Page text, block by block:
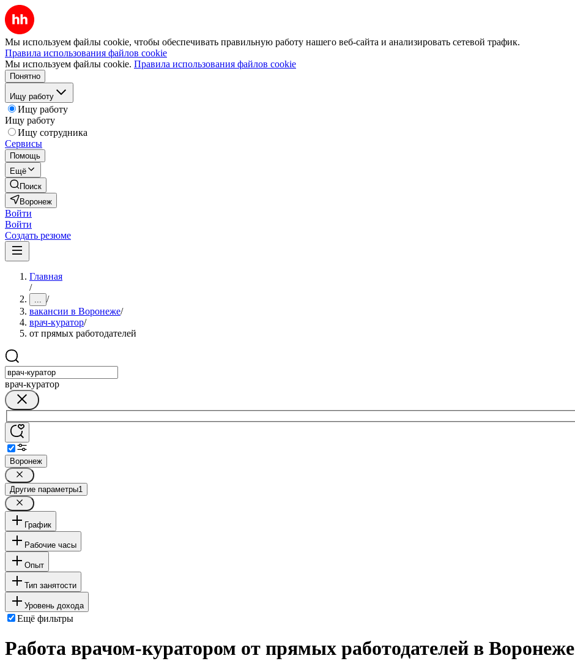
Мы используем файлы cookie, чтобы обеспечивать правильную работу нашего веб-сайта и анализировать сетевой трафик.
Правила использования файлов cookie
Мы используем файлы cookie. Правила использования файлов cookie
Понятно
Ищу работу
Ищу работу
Ищу работу
Ищу сотрудника
Сервисы
Помощь
Ещё
Поиск
Воронеж
Войти
Войти
Создать резюме
Главная
/
... /
вакансии в Воронеже/
врач-куратор/
от прямых работодателей
врач-куратор
Воронеж
Другие параметры1
График
Рабочие часы
Опыт
Тип занятости
Уровень дохода
Ещё фильтры
Работа врачом-куратором от прямых работодателей в Воронеже